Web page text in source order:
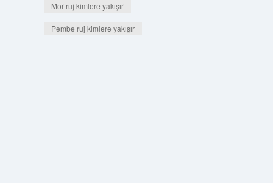
Mor ruj kimlere yakışır
Pembe ruj kimlere yakışır